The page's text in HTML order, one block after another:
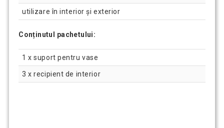
utilizare în interior și exterior
Conținutul pachetului:
1 x suport pentru vase
3 x recipient de interior